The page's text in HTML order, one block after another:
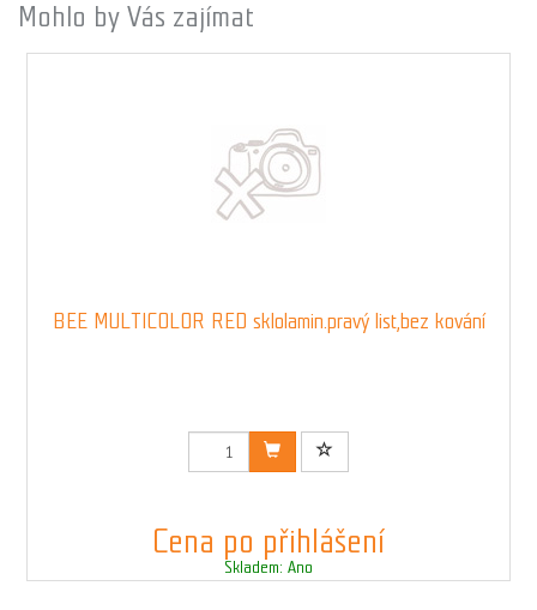
Mohlo by Vás zajímat
BEE MULTICOLOR RED sklolamin.pravý list,bez kování
Kód: 00237RED1N
Cena po přihlášení
Skladem: Ano